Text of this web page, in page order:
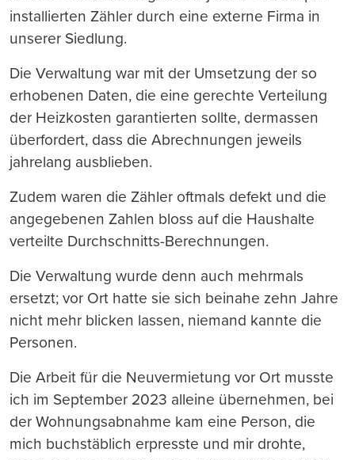
installierten Zähler durch eine externe Firma in
unserer Siedlung.
Die Verwaltung war mit der Umsetzung der so
erhobenen Daten, die eine gerechte Verteilung
der Heizkosten garantierten sollte, dermassen
überfordert, dass die Abrechnungen jeweils
jahrelang ausblieben.
Zudem waren die Zähler oftmals defekt und die
angegebenen Zahlen bloss auf die Haushalte
verteilte Durchschnitts-Berechnungen.
Die Verwaltung wurde denn auch mehrmals
ersetzt; vor Ort hatte sie sich beinahe zehn Jahre
nicht mehr blicken lassen, niemand kannte die
Personen.
Die Arbeit für die Neuvermietung vor Ort musste
ich im September 2023 alleine übernehmen, bei
der Wohnungsabnahme kam eine Person, die
mich buchstäblich erpresste und mir drohte,